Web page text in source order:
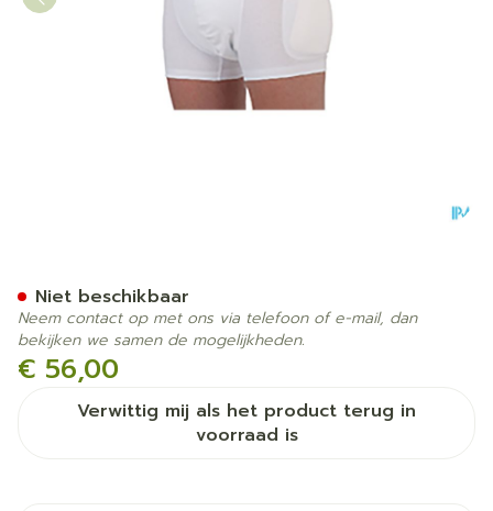
€ 56,00
Verwittig mij als het product terug in
voorraad is
Niet beschikbaar
Neem contact op met ons via telefoon of e-mail, dan
bekijken we samen de mogelijkheden.